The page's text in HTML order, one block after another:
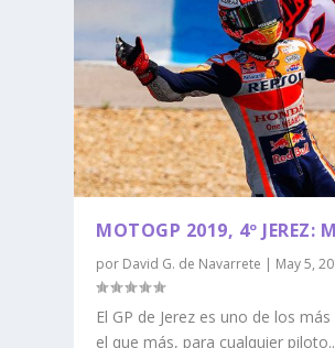
MOTOGP 2019, 4º JEREZ:
por David G. de Navarrete | May 5,
El GP de Jerez es uno de los
el que más, para cualquier